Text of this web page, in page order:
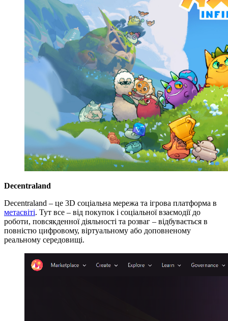
Decentraland
Decentraland – це 3D соціальна мережа та ігрова платформа в
метасвіті. Тут все – від покупок і соціальної взаємодії до
роботи, повсякденної діяльності та розваг – відбувається в
повністю цифровому, віртуальному або доповненому
реальному середовищі.